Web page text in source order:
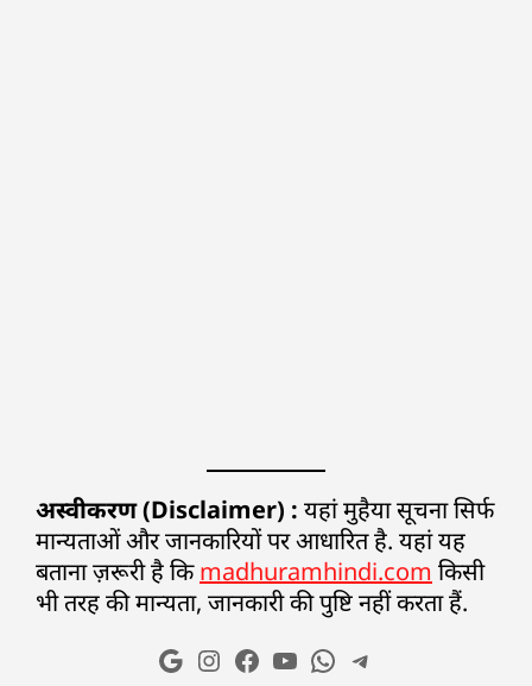
अस्वीकरण (Disclaimer) : यहां मुहैया सूचना सिर्फ
मान्यताओं और जानकारियों पर आधारित है. यहां यह
बताना ज़रूरी है किmadhuramhindi.com किसी
भी तरह की मान्यता, जानकारी की पुष्टि नहीं करता हैं.